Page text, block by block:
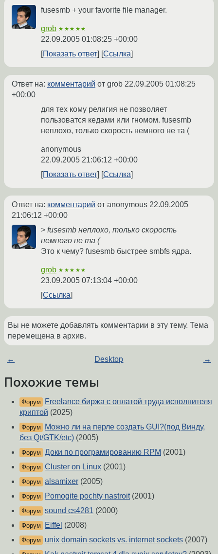
fusesmb + your favorite file manager.
grob ★★★★★
22.09.2005 01:08:25 +00:00
Показать ответ
Ссылка
Ответ на: комментарий от grob 22.09.2005 01:08:25
+00:00
для тех кому религия не позволяет
пользоватся кедами или гномом. fusesmb
неплохо, только скорость немного не та (
anonymous
22.09.2005 21:06:12 +00:00
Показать ответ
Ссылка
Ответ на: комментарий от anonymous 22.09.2005
21:06:12 +00:00
> fusesmb неплохо, только скорость
немного не та (
Это к чему? fusesmb быстрее smbfs ядра.
grob ★★★★★
23.09.2005 07:13:04 +00:00
Ссылка
Вы не можете добавлять комментарии в эту тему. Тема
перемещена в архив.
← Desktop →
Похожие темы
Форум
Freelance биржа с оплатой труда исполнителя
криптой (2025)
Форум
Можно ли на перле создать GUI?(под Винду,
без Qt/GTK/etc) (2005)
Форум Доки по програмированию RPM (2001)
Форум Cluster on Linux (2001)
Форум alsamixer (2005)
Форум Pomogite pochty nastroit(2001)
Форум sound cs4281 (2000)
Форум Eiffel (2008)
Форум unix domain sockets vs. internet sockets (2007)